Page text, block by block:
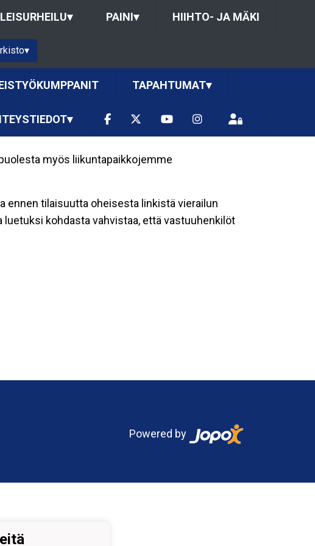
▾ PAINI▾ HIIHTO- JA MÄKI
▾
TAPAHTUMAT▾
▾
myös liikuntapaikkojemme
ennen tilaisuutta oheisesta linkistä vierailun
kohdasta vahvistaa, että vastuuhenkilöt
Powered by